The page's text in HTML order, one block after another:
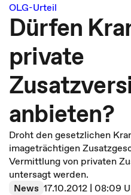
OLG-Urteil
Dürfen
private
anbieten?
Droht den gesetzlichen
imageträchtigen
Vermittlung von privaten
untersagt werden.
News 17.10.2012 | 08:09